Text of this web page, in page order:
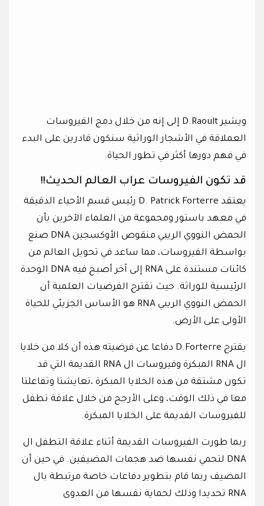
ويشير D.Raoult إلى إنه من خلال دمج الفيروسات
العملاقة في الأشجار الوراثية سنكون قادرين على البدء
في فهم دورها أكثر في تطور الحياة.
قد تكون الفيروسات عراب العالم الحديث!!
يعتقد D. Patrick Forterre رئيس قسم الأحياء الدقيقة
في معهد باستور ومجموعة من العلماء الآخرين بأن
الحمض النووي الريبي منقوص الأوكسجين DNA صنع
بواسطة الفيروسات، مما ساعد في تحويل العالم من
كائنات مستندة على RNA إلى آخر أصبح فيه DNA الوحدة
الرئيسية للوراثة. حيث تقترح الفرضيات العلمية أن
الحمض النووي الريبي RNA هو الأساس الجزيئي للحياة
الأولى على الأرض.
يقترح D.Forterre دفاعا عن فرضيته هذه أن كلا من خلايا
ال RNA المبكرة وفيروسات ال RNA القديمة التي قد
تكون مشتقة من هذه الخلايا المبكرة ،تعايشتا وتفاعلتا
معا في ذلك الوقت، وعلى الأرجح من خلال علاقة تطفل
للفيروسات القديمة على الخلايا المبكرة.
ربما طورت الفيروسات القديمة أثناء علاقة التطفل ال
DNA لتحمي نفسها ضد هجمات المضيفين. في حين أن
المضيف ربما قام بتطوير دفاعات خاصة مرتبطة بال
RNA تحديدا وذلك لحماية نفسها من العدوى